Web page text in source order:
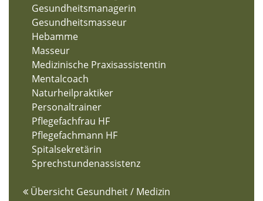
Gesundheitsmanagerin
Gesundheitsmasseur
Hebamme
Masseur
Medizinische Praxisassistentin
Mentalcoach
Naturheilpraktiker
Personaltrainer
Pflegefachfrau HF
Pflegefachmann HF
Spitalsekretärin
Sprechstundenassistenz
Übersicht Gesundheit / Medizin